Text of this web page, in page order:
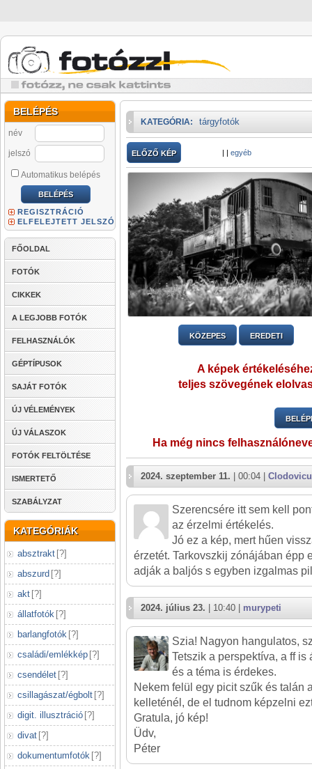
BELÉPÉS
név
jelszó
Automatikus belépés
REGISZTRÁCIÓ
ELFELEJTETT JELSZÓ
FŐOLDAL
FOTÓK
CIKKEK
A LEGJOBB FOTÓK
FELHASZNÁLÓK
GÉPTÍPUSOK
SAJÁT FOTÓK
ÚJ VÉLEMÉNYEK
ÚJ VÁLASZOK
FOTÓK FELTÖLTÉSE
ISMERTETŐ
SZABÁLYZAT
KATEGÓRIÁK
absztrakt [?]
abszurd [?]
akt [?]
állatfotók [?]
barlangfotók [?]
családi/emlékkép [?]
csendélet [?]
csillagászat/égbolt [?]
digit. illusztráció [?]
divat [?]
dokumentumfotók [?]
KATEGÓRIA: tárgyfotók
ELŐZŐ KÉP | | egyéb
KÖZEPES EREDETI
A képek
teljes szövegének
Ha még nincs
2024. szeptember 11. | 00:04 |
Szerencsére itt sem kell
az érzelmi értékelés.
Jó ez a kép, mert hűen
érzetét. Tarkovszkij zónájában épp
adják a baljós s egyben izgalmas
2024. július 23. | 10:40 | murypeti
Szia! Nagyon hangulatos,
Tetszik a perspektíva, a ff
és a téma is érdekes.
Nekem felül egy picit szűk és talán
kelleténél, de el tudnom képzelni
Gratula, jó kép!
Üdv,
Péter